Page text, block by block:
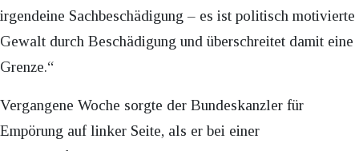
irgendeine Sachbeschädigung – es ist politisch motivierte
Gewalt durch Beschädigung und überschreitet damit eine
Grenze.“
Vergangene Woche sorgte der Bundeskanzler für
Empörung auf linker Seite, als er bei einer